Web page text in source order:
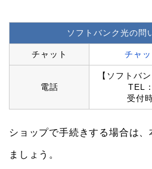
ソフトバンク光の問
チャット チャ
電話
【ソフトバ
TEL
受付
ショップで手続きする場合は
ましょう。